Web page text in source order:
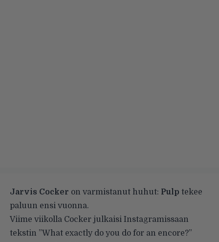
Jarvis Cocker on varmistanut huhut: Pulp tekee
paluun ensi vuonna.
Viime viikolla Cocker julkaisi Instagramissaan
tekstin ”What exactly do you do for an encore?”